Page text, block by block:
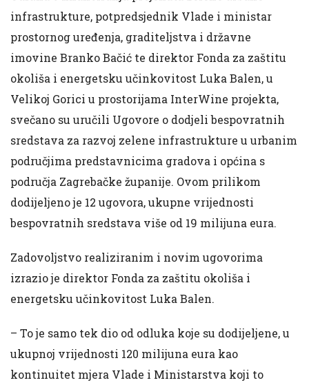
infrastrukture, potpredsjednik Vlade i ministar
prostornog uređenja, graditeljstva i državne
imovine Branko Bačić te direktor Fonda za zaštitu
okoliša i energetsku učinkovitost Luka Balen, u
Velikoj Gorici u prostorijama InterWine projekta,
svečano su uručili Ugovore o dodjeli bespovratnih
sredstava za razvoj zelene infrastrukture u urbanim
područjima predstavnicima gradova i općina s
područja Zagrebačke županije. Ovom prilikom
dodijeljeno je 12 ugovora, ukupne vrijednosti
bespovratnih sredstava više od 19 milijuna eura.
Zadovoljstvo realiziranim i novim ugovorima
izrazio je direktor Fonda za zaštitu okoliša i
energetsku učinkovitost Luka Balen.
– To je samo tek dio od odluka koje su dodijeljene, u
ukupnoj vrijednosti 120 milijuna eura kao
kontinuitet mjera Vlade i Ministarstva koji to